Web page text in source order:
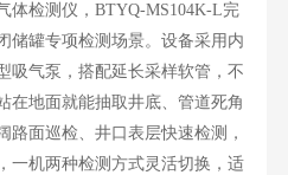
体检测仪， BTYQ-MS104K-L完
储罐专项检测场景。设备采用内
吸气泵，搭配延长采样软管，不
在地面就能抽取井底、管道死角
路面巡检、井口表层快速检测，
一机两种检测方式灵活切换，适